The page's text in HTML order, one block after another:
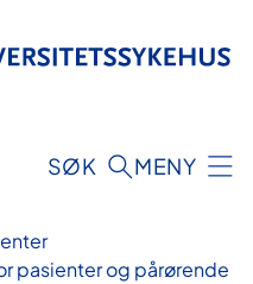
SØK MENY
pasienter og pårørende